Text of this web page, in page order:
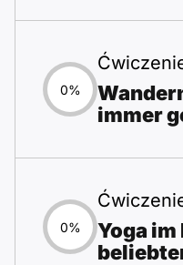
0%
immer
0%
Yoga im